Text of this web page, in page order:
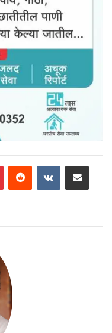
PinterestReddit VKontakteShare via Email